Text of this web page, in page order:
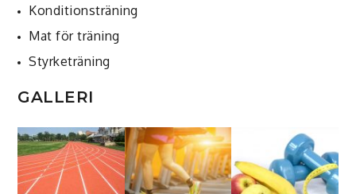
Konditionsträning
Mat för träning
Styrketräning
GALLERI